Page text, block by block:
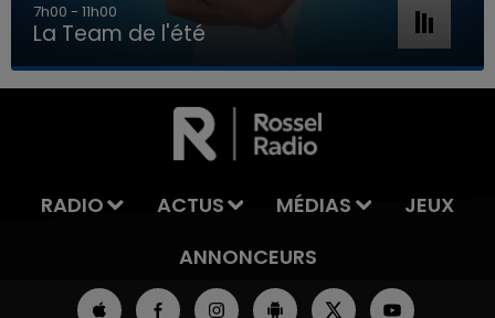
LA TEAM DE L'ÉTÉ
7h00 - 11h00
La Team de l'été
RADIO ACTUS MÉDIAS
JEUX
ANNONCEURS